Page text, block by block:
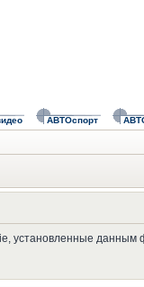
АВТОспорт
установленные